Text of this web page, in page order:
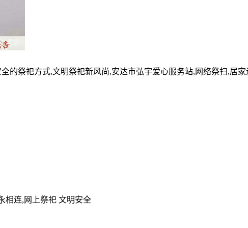
的祭祀方式,文明祭祀新风尚,安达市弘宇爱心服务站,网络祭扫,居
相连,网上祭祀 文明安全